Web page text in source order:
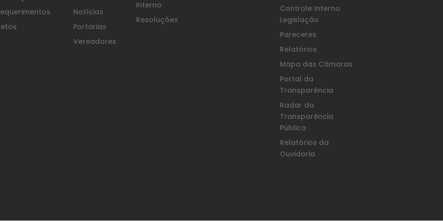
Notícias
Portarias
Vereadores
interno
Resoluções
Controle Interno
Legislação
Pareceres
Relatórios
Mapa das Câmaras
Portal da
Transparência
Radar da
Transparência
Pública
Relatórios da
Ouvidoria